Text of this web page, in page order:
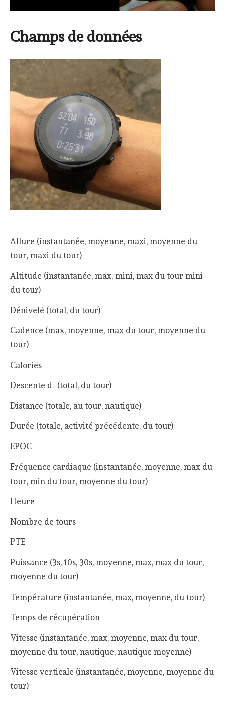
Champs de données
Allure (instantanée, moyenne, maxi, moyenne du
tour, maxi du tour)
Altitude (instantanée, max, mini, max du tour mini
du tour)
Dénivelé (total, du tour)
Cadence (max, moyenne, max du tour, moyenne du
tour)
Calories
Descente d- (total, du tour)
Distance (totale, au tour, nautique)
Durée (totale, activité précédente, du tour)
EPOC
Fréquence cardiaque (instantanée, moyenne, max du
tour, min du tour, moyenne du tour)
Heure
Nombre de tours
PTE
Puissance (3s, 10s, 30s, moyenne, max, max du tour,
moyenne du tour)
Température (instantanée, max, moyenne, du tour)
Temps de récupération
Vitesse (instantanée, max, moyenne, max du tour,
moyenne du tour, nautique, nautique moyenne)
Vitesse verticale (instantanée, moyenne, moyenne du
tour)